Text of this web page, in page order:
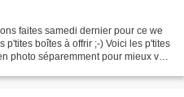
faites samedi dernier pour ce we
boîtes à offrir ;-) Voici les p'tites
photo séparemment pour mieux voir